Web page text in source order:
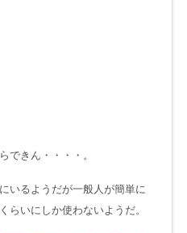
できん・・・・。
いるようだが一般人が簡単に
らいにしか使わないようだ。